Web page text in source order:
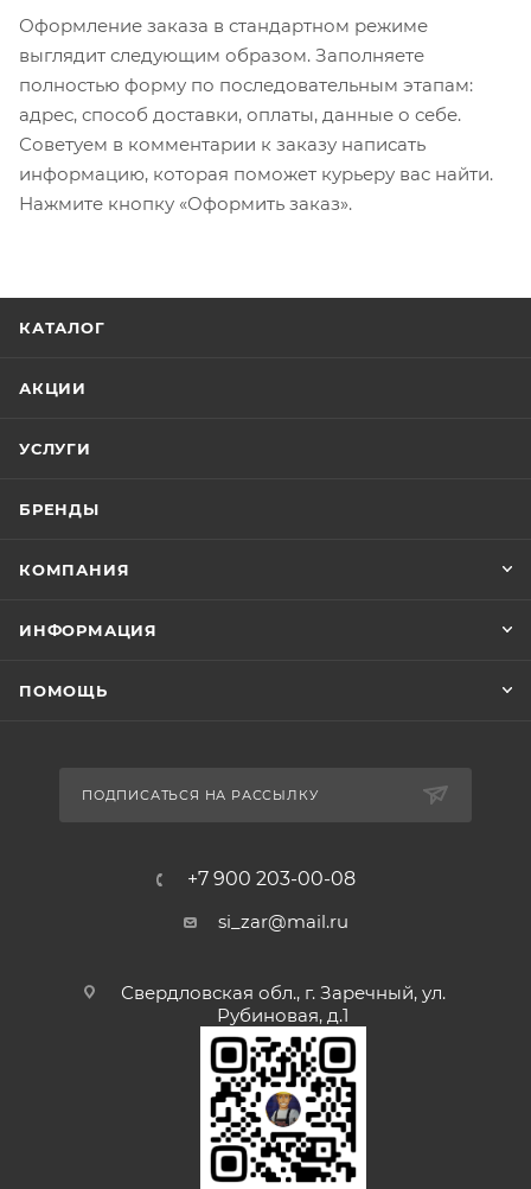
Оформление заказа в стандартном режиме
выглядит следующим образом. Заполняете
полностью форму по последовательным этапам:
адрес, способ доставки, оплаты, данные о себе.
Советуем в комментарии к заказу написать
информацию, которая поможет курьеру вас найти.
Нажмите кнопку «Оформить заказ».
КАТАЛОГ
АКЦИИ
УСЛУГИ
БРЕНДЫ
КОМПАНИЯ
ИНФОРМАЦИЯ
ПОМОЩЬ
ПОДПИСАТЬСЯ НА РАССЫЛКУ
+7 900 203-00-08
si_zar@mail.ru
Свердловская обл., г. Заречный, ул.
Рубиновая, д.1